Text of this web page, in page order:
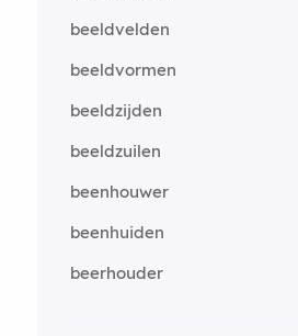
beeldvelden
beeldvormen
beeldzijden
beeldzuilen
beenhouwer
beenhuiden
beerhouder